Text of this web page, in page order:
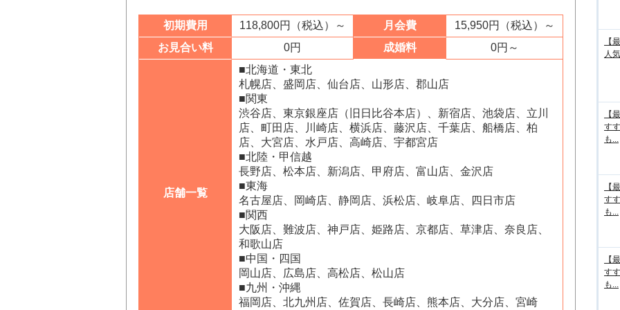
初期費用 118,800円（税込）～ 月会費
15,950円（税込）～
お見合い料
0円 成婚料 0円～
店舗一覧
■北海道・東北
札幌店、盛岡店、仙台店、山形店、郡山店
■関東
渋谷店、東京銀座店（旧日比谷本店）、新宿店、池袋店、立川
店、町田店、川崎店、横浜店、藤沢店、千葉店、船橋店、柏
店、大宮店、水戸店、高崎店、宇都宮店
■北陸・甲信越
長野店、松本店、新潟店、甲府店、富山店、金沢店
■東海
名古屋店、岡崎店、静岡店、浜松店、岐阜店、四日市店
■関西
大阪店、難波店、神戸店、姫路店、京都店、草津店、奈良店、
和歌山店
■中国・四国
岡山店、広島店、高松店、松山店
■九州・沖縄
福岡店、北九州店、佐賀店、長崎店、熊本店、大分店、宮崎
【
人
【
す
も...
【
す
も...
【
す
も...